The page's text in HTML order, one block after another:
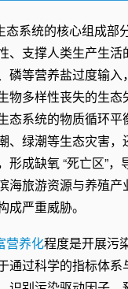
态系统的核心组成部
、支撑人类生产生活
磷等营养盐过度输入
物多样性丧失的生态
态系统的物质循环平
、绿潮等生态灾害，
形成缺氧 “死亡区”
海旅游资源与养殖产
成严重威胁。
营养化程度是开展污
通过科学的指标体系